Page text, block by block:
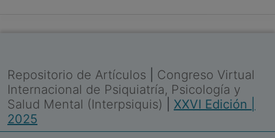
Repositorio de Artículos
Congreso Virtual
Internacional de Psiquiatría, Psicología y
Salud Mental (Interpsiquis)
XXVI Edición |
2025